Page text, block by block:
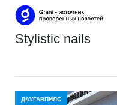
stylistic nails
ДАУГАВПИЛС